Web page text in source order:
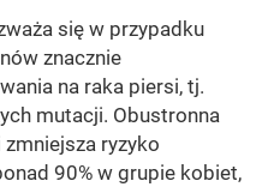
się w przypadku
znacznie
na raka piersi, tj.
mutacji. Obustronna
ryzyko
90% w grupie kobiet,